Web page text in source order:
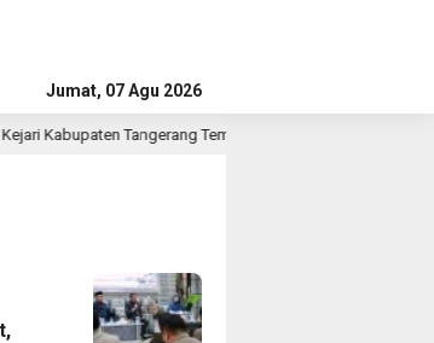
Advertorial
Jumat, 07 Agu 2026
Temukan Siswa Fiktif dalam Penyidikan Dana BOP PKBM